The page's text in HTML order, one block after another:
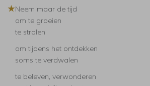
★Neem maar de tijd
om te groeien
te stralen
om tijdens het ontdekken
soms te verdwalen
te beleven, verwonderen